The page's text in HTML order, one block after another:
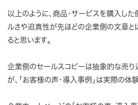
以上のように、商品・サービスを購入した
ルさや迫真性が先ほどの企業側の文章と
ると思います。
企業側のセールスコピーは抽象的な売り
が、「お客様の声・導入事例」は実際の体